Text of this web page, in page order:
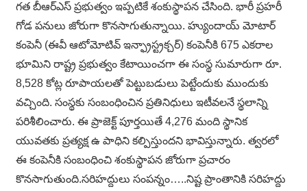
గత బీఆర్ఎస్ ప్రభుత్వం ఇప్పటికే శంకుస్థాపన చేసింది. భారీ ప్రహరీ
గోడ పనులు జోరుగా కొనసాగుతున్నాయి. హ్యుందాయ్ మోటార్
కంపెనీ (ఈవీ ఆటోమోటివ్ ఇన్ఫ్రాస్ట్రక్చర్) కంపెనీకి 675 ఎకరాల
భూమిని రాష్ట్ర ప్రభుత్వం కేటాయించగా ఈ సంస్థ సుమారుగా రూ.
8,528 కోట్ల రూపాయలతో పెట్టుబడులు పెట్టేందుకు ముందుకు
వచ్చింది. సంస్థకు సంబంధించిన ప్రతినిధులు ఇటీవలనే స్థలాన్ని
పరిశీలించారు. ఈ ప్రాజెక్ట్ పూర్తయితే 4,276 మంది స్థానిక
యువతకు ప్రత్యక్ష ఉ పాధిని కల్పిస్తుందని భావిస్తున్నారు. త్వరలో
ఈ కంపెనీకి సంబంధించి శంకుస్థాపన జోరుగా ప్రచారం
కొనసాగుతుంది.సరిహద్దులు సంపన్నం…..నిష్ట ప్రాంతానికి సరిహద్దు